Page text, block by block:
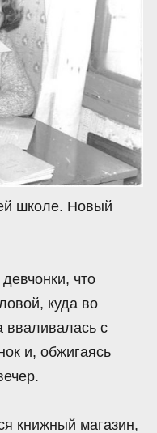
школе. Новый
что
куда во
вваливалась с
и, обжигаясь
книжный магазин,